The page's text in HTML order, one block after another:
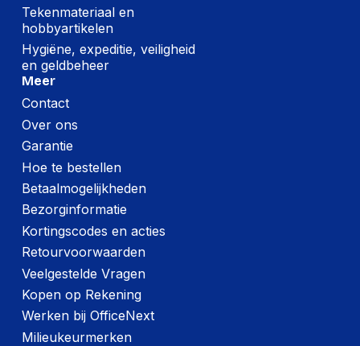
Tekenmateriaal en
hobbyartikelen
Hygiëne, expeditie, veiligheid
en geldbeheer
Meer
Contact
Over ons
Garantie
Hoe te bestellen
Betaalmogelijkheden
Bezorginformatie
Kortingscodes en acties
Retourvoorwaarden
Veelgestelde Vragen
Kopen op Rekening
Werken bij OfficeNext
Milieukeurmerken